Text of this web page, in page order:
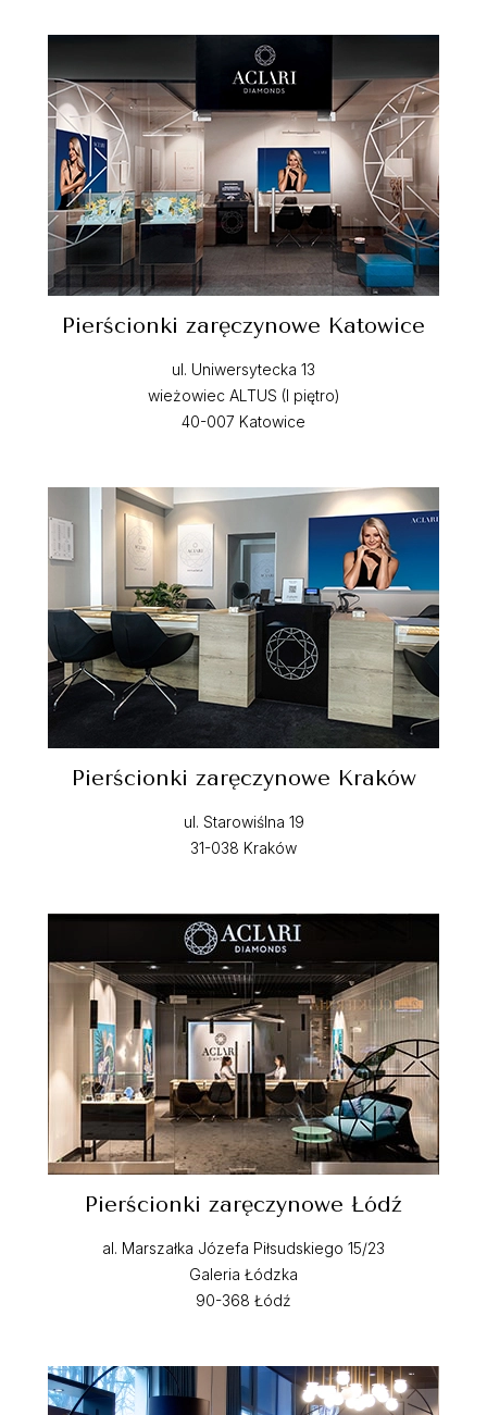
Pierścionki zaręczynowe Katowice
ul. Uniwersytecka 13
wieżowiec ALTUS (I piętro)
40-007 Katowice
Pierścionki zaręczynowe Kraków
ul. Starowiślna 19
31-038 Kraków
Pierścionki zaręczynowe Łódź
al. Marszałka Józefa Piłsudskiego 15/23
Galeria Łódzka
90-368 Łódź